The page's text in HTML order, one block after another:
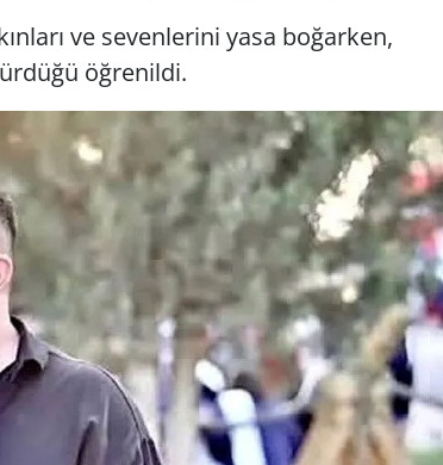
ve sevenlerini yasa boğarken,
öğrenildi.